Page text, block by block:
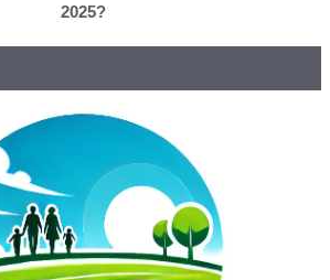
2025?